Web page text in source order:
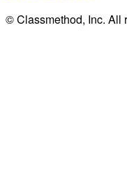
© Classmethod, Inc. All